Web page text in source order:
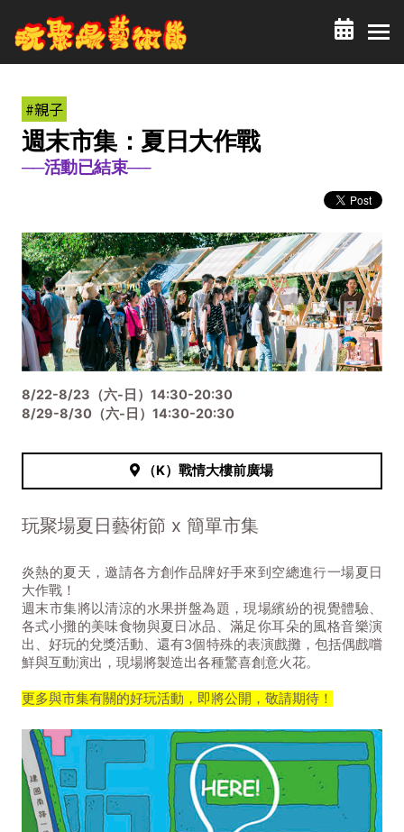
#親子
週末市集：夏日大作戰
──活動已結束──
8/22-8/23（六-日）14:30-20:30
8/29-8/30（六-日）14:30-20:30
（K）戰情大樓前廣場
玩聚場夏日藝術節 x 簡單市集
炎熱的夏天，邀請各方創作品牌好手來到空總進行一場夏⽇
大作戰！
週末市集將以清涼的水果拼盤為題，現場繽紛的視覺體驗、
各式小攤的美味食物與夏日冰品、滿足你耳朵的風格音樂演
出、好玩的兌獎活動、還有3個特殊的表演戲攤，包括偶戲嚐
鮮與互動演出，現場將製造出各種驚喜創意火花。
更多與市集有關的好玩活動，即將公開，敬請期待！